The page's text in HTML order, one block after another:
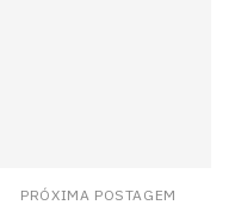
PRÓXIMA POSTAGEM